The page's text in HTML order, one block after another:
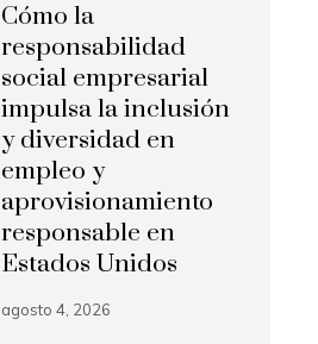
Cómo la
responsabilidad
social empresarial
impulsa la inclusión
y diversidad en
empleo y
aprovisionamiento
responsable en
Estados Unidos
agosto 4, 2026